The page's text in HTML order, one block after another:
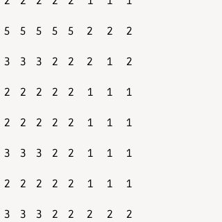
5 5 5 5 5 2 2 2
3 3 3 2 2 2 1 2
2 2 2 2 2 1 1 1
2 2 2 2 2 1 1 1
3 3 3 2 2 1 1 1
2 2 2 2 2 1 1 1
3 3 3 2 2 2 2 2